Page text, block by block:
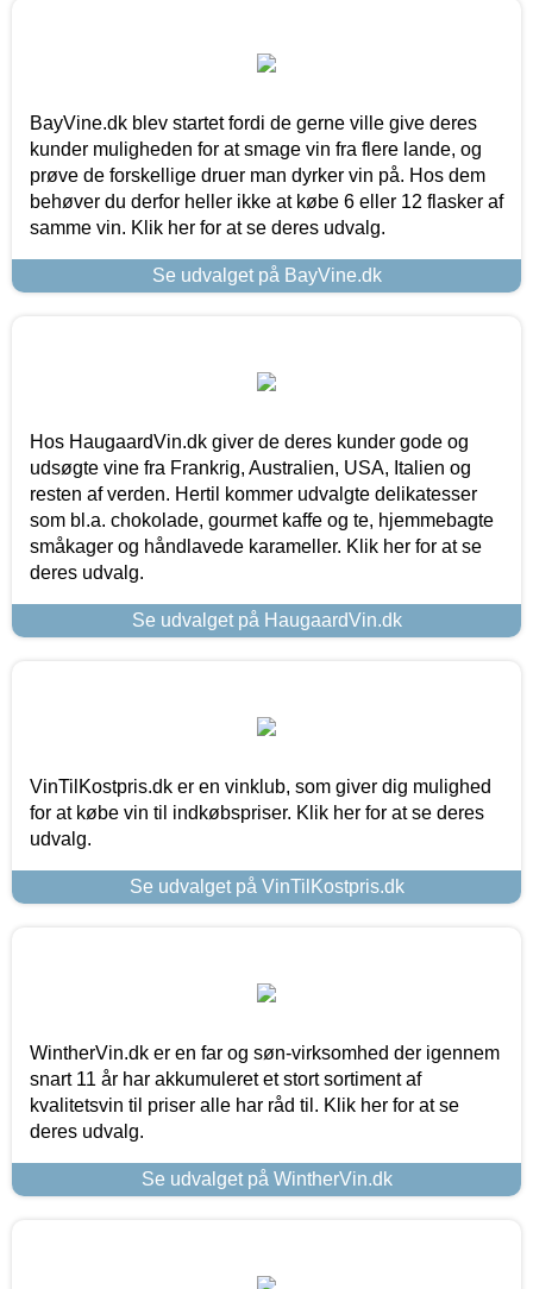
BayVine.dk blev startet fordi de gerne ville give deres
kunder muligheden for at smage vin fra flere lande, og
prøve de forskellige druer man dyrker vin på. Hos dem
behøver du derfor heller ikke at købe 6 eller 12 flasker af
samme vin. Klik her for at se deres udvalg.
Se udvalget på BayVine.dk
Hos HaugaardVin.dk giver de deres kunder gode og
udsøgte vine fra Frankrig, Australien, USA, Italien og
resten af verden. Hertil kommer udvalgte delikatesser
som bl.a. chokolade, gourmet kaffe og te, hjemmebagte
småkager og håndlavede karameller. Klik her for at se
deres udvalg.
Se udvalget på HaugaardVin.dk
VinTilKostpris.dk er en vinklub, som giver dig mulighed
for at købe vin til indkøbspriser. Klik her for at se deres
udvalg.
Se udvalget på VinTilKostpris.dk
WintherVin.dk er en far og søn-virksomhed der igennem
snart 11 år har akkumuleret et stort sortiment af
kvalitetsvin til priser alle har råd til. Klik her for at se
deres udvalg.
Se udvalget på WintherVin.dk